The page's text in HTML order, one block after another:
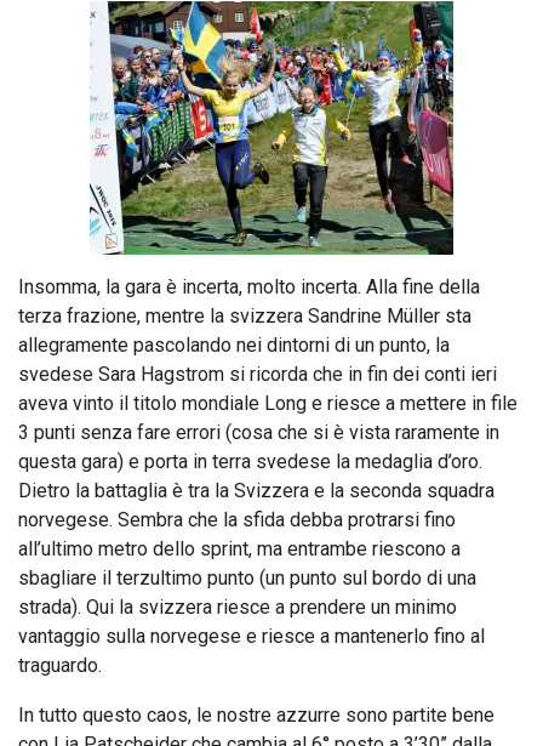
Insomma, la gara è incerta, molto incerta. Alla fine della
terza frazione, mentre la svizzera Sandrine Müller sta
allegramente pascolando nei dintorni di un punto, la
svedese Sara Hagstrom si ricorda che in fin dei conti ieri
aveva vinto il titolo mondiale Long e riesce a mettere in file
3 punti senza fare errori (cosa che si è vista raramente in
questa gara) e porta in terra svedese la medaglia d’oro.
Dietro la battaglia è tra la Svizzera e la seconda squadra
norvegese. Sembra che la sfida debba protrarsi fino
all’ultimo metro dello sprint, ma entrambe riescono a
sbagliare il terzultimo punto (un punto sul bordo di una
strada). Qui la svizzera riesce a prendere un minimo
vantaggio sulla norvegese e riesce a mantenerlo fino al
traguardo.
In tutto questo caos, le nostre azzurre sono partite bene